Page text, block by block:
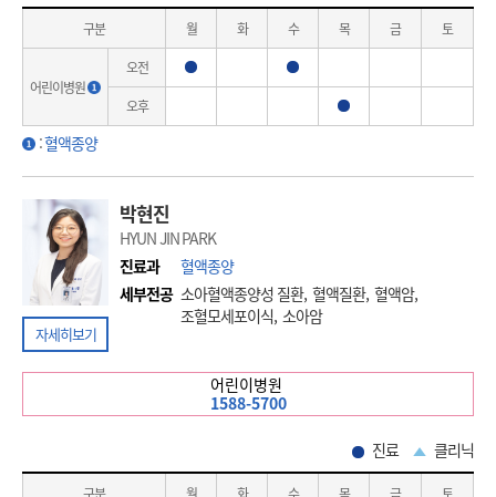
구분 월 화 수 목 금 토
어린이병원
오전
오후
:혈액종양
자세히보기
박현진
HYUN JIN PARK
진료과
혈액종양
세부전공 소아혈액종양성 질환, 혈액질환, 혈액암,
조혈모세포이식, 소아암
어린이병원
1588-5700
진료 클리닉
구분 월 화 수 목 금 토